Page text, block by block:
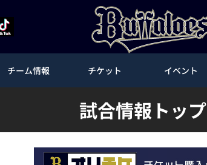
チーム情報 チケット イベント
試合情報トップ